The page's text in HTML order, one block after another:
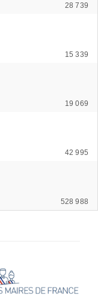
28 739
15 339
19 069
42 995
528 988